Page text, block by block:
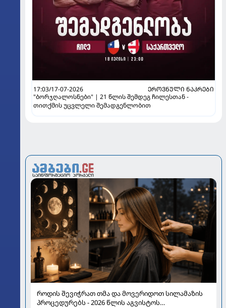
17:03/17-07-2026
ᲔᲠᲝᲕᲜᲣᲚᲘ ᲜᲐᲙᲠᲔᲑᲘ
"ბორჯღალოსნები" | 21 წლის შემდეგ ჩილესთან -
თითქმის უცვლელი შემადგენლობით
როდის შევიჭრათ თმა და მოვერიდოთ სილამაზის
პროცედურებს - 2026 წლის აგვისტოს